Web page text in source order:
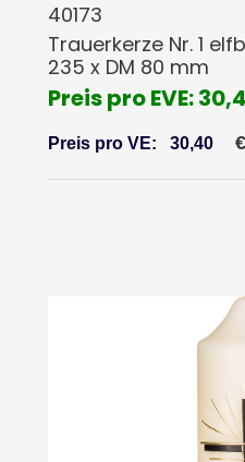
40173
Trauerkerze Nr. 1
235 x DM 80 mm
Preis pro EVE:
Preis pro VE: 30,40 €